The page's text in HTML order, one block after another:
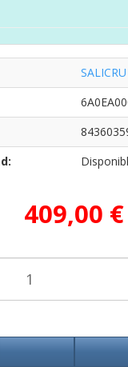
SALICRU
409,00 €